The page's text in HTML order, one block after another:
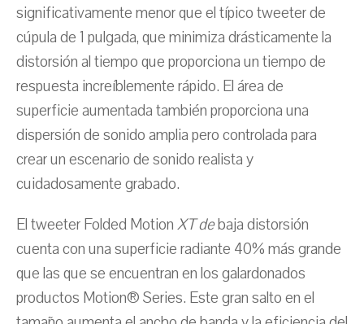
significativamente menor que el típico tweeter de
cúpula de 1 pulgada, que minimiza drásticamente la
distorsión al tiempo que proporciona un tiempo de
respuesta increíblemente rápido. El área de
superficie aumentada también proporciona una
dispersión de sonido amplia pero controlada para
crear un escenario de sonido realista y
cuidadosamente grabado.
El tweeter Folded MotionXT debaja distorsión
cuenta con una superficie radiante 40% más grande
que las que se encuentran en los galardonados
productos Motion® Series. Este gran salto en el